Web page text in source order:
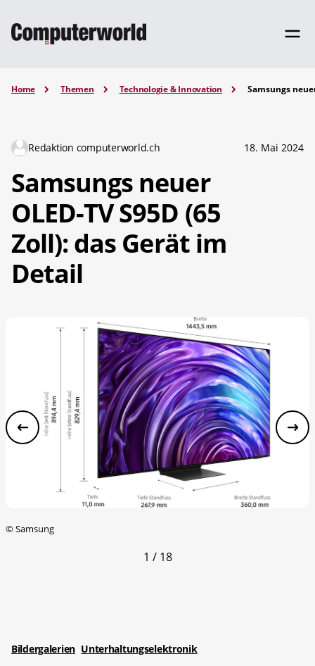
Home Themen Technologie & Innovation Samsungs
Redaktion computerworld.ch 18. Mai 2024
Samsungs neuer
OLED-TV S95D (65
Zoll): das Gerät im
Detail
©Samsung
1 / 18
Bildergalerien Unterhaltungselektronik